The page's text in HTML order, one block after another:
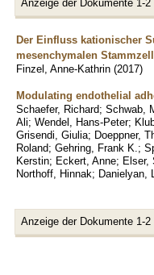
Anzeige der Dokumente 1-2
Der Einfluss kationischer
mesenchymalen
Finzel, Anne-Kathrin (2017)
Modulating endothelial
Schaefer, Richard; Schwab,
Ali; Wendel, Hans-Peter;
Grisendi, Giulia; Doeppner,
Roland; Gehring, Frank K. ;
Kerstin; Eckert, Anne; Elser,
Northoff, Hinnak; Danielyan,
Anzeige der Dokumente 1-2